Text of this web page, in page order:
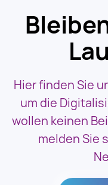
Hier finden Sie
um die
wollen keinen
melden Sie